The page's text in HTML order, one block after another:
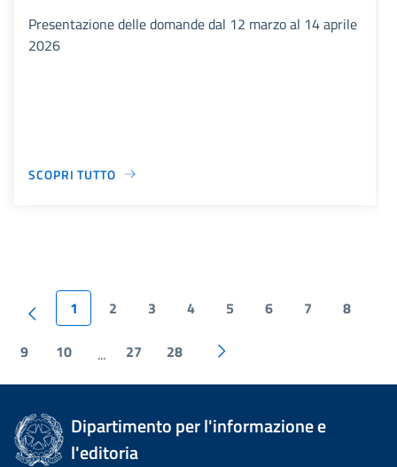
Presentazione delle domande dal 12 marzo al 14 aprile
2026
SCOPRI TUTTO
1 2 3 4 5 6 7 8
9 10 ... 27 28
Dipartimento per l'informazione e
l'editoria